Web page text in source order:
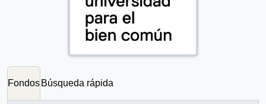
Fondos Búsqueda rápida